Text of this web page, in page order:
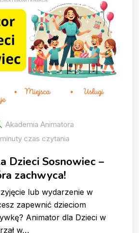
Akademia Animatora
czas czytania
Dzieci Sosnowiec –
zachwyca!
lub wydarzenie w
zapewnić dzieciom
Animator dla Dzieci w
w…